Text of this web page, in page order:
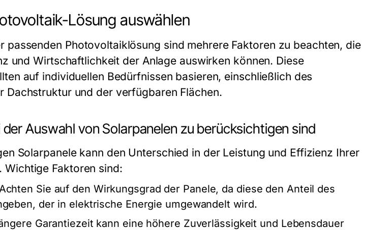
Lösung auswählen
passenden Photovoltaiklösung sind mehrere Faktoren zu beachten, die
und Wirtschaftlichkeit der Anlage auswirken können. Diese
auf individuellen Bedürfnissen basieren, einschließlich des
Dachstruktur und der verfügbaren Flächen.
Auswahl von Solarpanelen zu berücksichtigen sind
Solarpanele kann den Unterschied in der Leistung und Effizienz Ihrer
Wichtige Faktoren sind:
Sie auf den Wirkungsgrad der Panele, da diese den Anteil des
der in elektrische Energie umgewandelt wird.
Garantiezeit kann eine höhere Zuverlässigkeit und Lebensdauer